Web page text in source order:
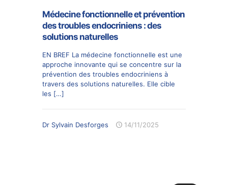
Médecine fonctionnelle et prévention
des troubles endocriniens : des
solutions naturelles
EN BREF La médecine fonctionnelle est une
approche innovante qui se concentre sur la
prévention des troubles endocriniens à
travers des solutions naturelles. Elle cible
les […]
Dr Sylvain Desforges 14/11/2025